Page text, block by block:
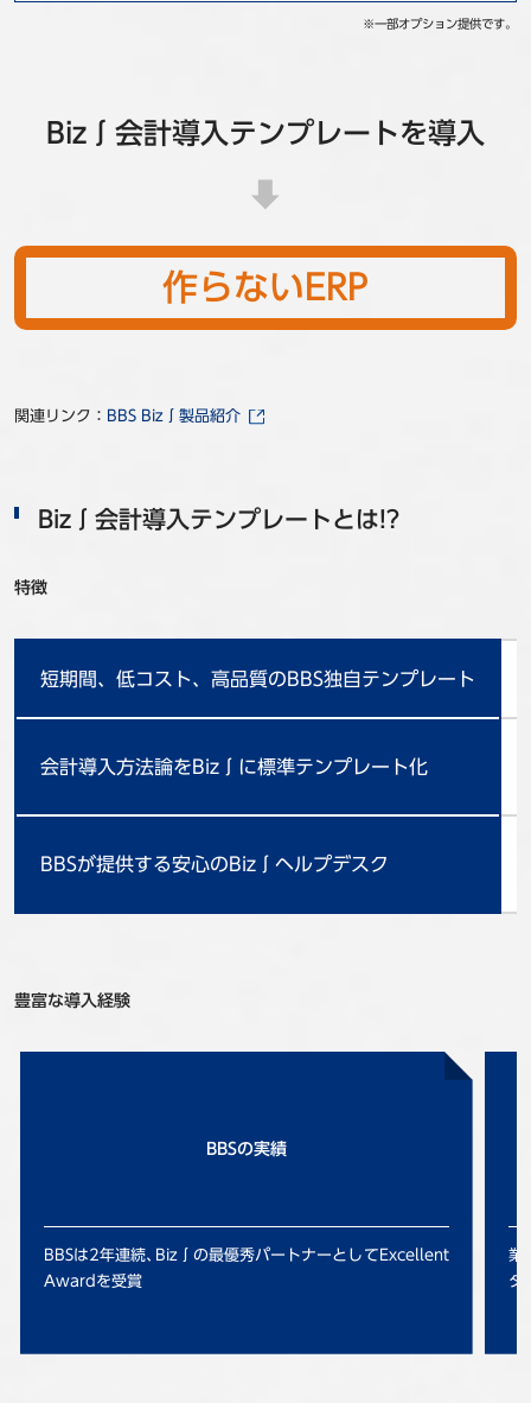
※一部オプション提供です。
Biz∫会計導入テンプレートを導入
作らないERP
関連リンク： BBS Biz∫製品紹介
Biz∫会計導入テンプレートとは!?
特徴
短期間、低コスト、高品質のBBS独自テンプレート
会計導入方法論をBiz∫に標準テンプレート化
BBSが提供する安心のBiz∫ヘルプデスク
豊富な導入経験
BBSの実績
BBSは2年連続､Biz∫の最優秀パートナーとしてExcellent
Awardを受賞
業
タ